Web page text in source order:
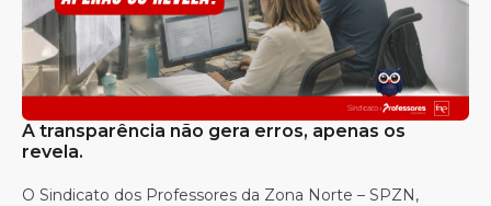
A transparência não gera erros, apenas os
revela.
O Sindicato dos Professores da Zona Norte – SPZN,